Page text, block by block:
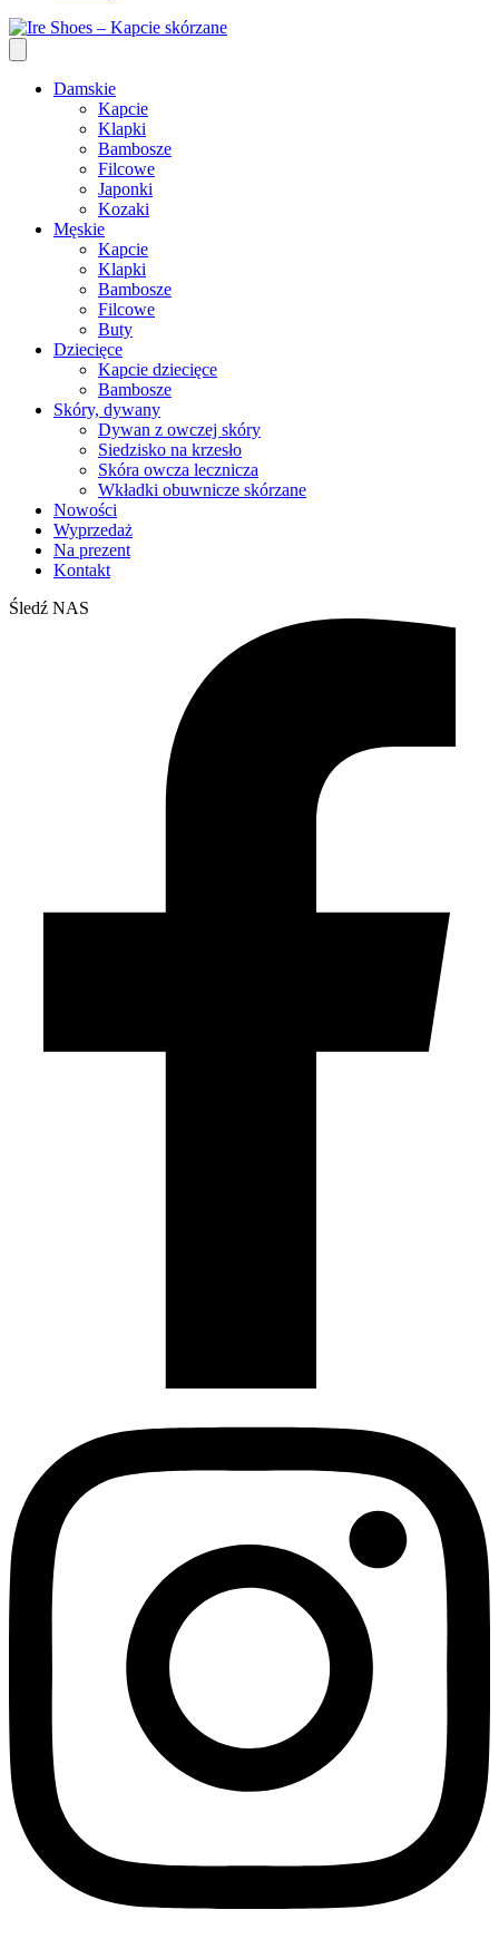
Damskie
Kapcie
Klapki
Bambosze
Filcowe
Japonki
Kozaki
Męskie
Kapcie
Klapki
Bambosze
Filcowe
Buty
Dziecięce
Kapcie dziecięce
Bambosze
Skóry, dywany
Dywan z owczej skóry
Siedzisko na krzesło
Skóra owcza lecznicza
Wkładki obuwnicze skórzane
Nowości
Wyprzedaż
Na prezent
Kontakt
Śledź NAS